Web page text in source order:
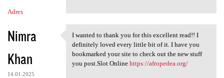
Adres
Nimra
Khan
14.01.2025
I wanted to thank you for
I wanted to thank you for this excellent read!! I
definitely loved every little bit of it. I have you
bookmarked your site to check out the new stuff
you post.Slot Online https://afropedea.org/